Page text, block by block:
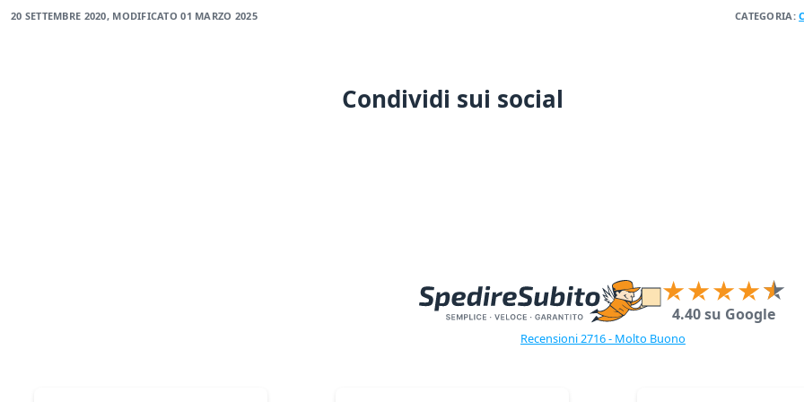
20 SETTEMBRE 2020, MODIFICATO01 MARZO 2025 CATEGORIA:
Condividi sui social
4.40 su Google
Recensioni 2716 - Molto Buono